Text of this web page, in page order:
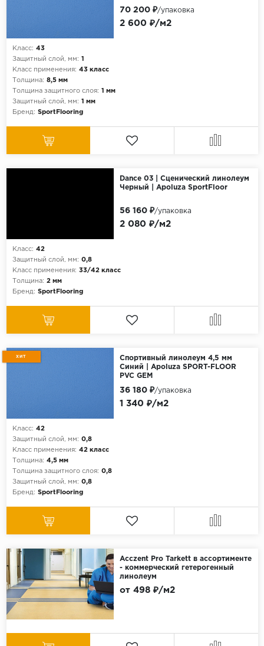
Класс: 43
Защитный слой, мм: 1
Класс применения: 43 класс
Толщина: 8,5 мм
Толщина защитного слоя: 1 мм
Защитный слой, мм: 1 мм
Бренд: SportFlooring
2 600 ₽/м2
70 200 ₽/упаковка
Dance 03 | Сценический линолеум
Черный | Apoluza SportFloor
Класс: 42
Защитный слой, мм: 0,8
Класс применения: 33/42 класс
Толщина: 2 мм
Бренд: SportFlooring
2 080 ₽/м2
56 160 ₽/упаковка
ХИТ
Спортивный линолеум 4,5 мм
Синий | Apoluza SPORT-FLOOR
PVC GEM
Класс: 42
Защитный слой, мм: 0,8
Класс применения: 42 класс
Толщина: 4,5 мм
Толщина защитного слоя: 0,8
Защитный слой, мм: 0,8
Бренд: SportFlooring
1 340 ₽/м2
36 180 ₽/упаковка
Acczent Pro Tarkett в ассортименте
- коммерческий гетерогенный
линолеум
от 498 ₽/м2